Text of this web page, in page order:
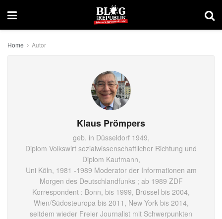
Home Autor
Klaus Prömpers
geb. in Düsseldorf 1949,
Diplom Volkswirt sozialwissenschaftlicher Richtung und
Diplom Kaufmann,
Uni Köln, 1981 -1989 Moderator der Informationen am
Morgen des Deutschlandfunks ; ab 1989 ZDF
Korrespondent : Bonn, bis 1999, Brüssel bis 2004,
Wien/Südosteuropa bis 2011, New York bis 2014,
seitdem wieder Freier Journalist mit Schwerpunkten